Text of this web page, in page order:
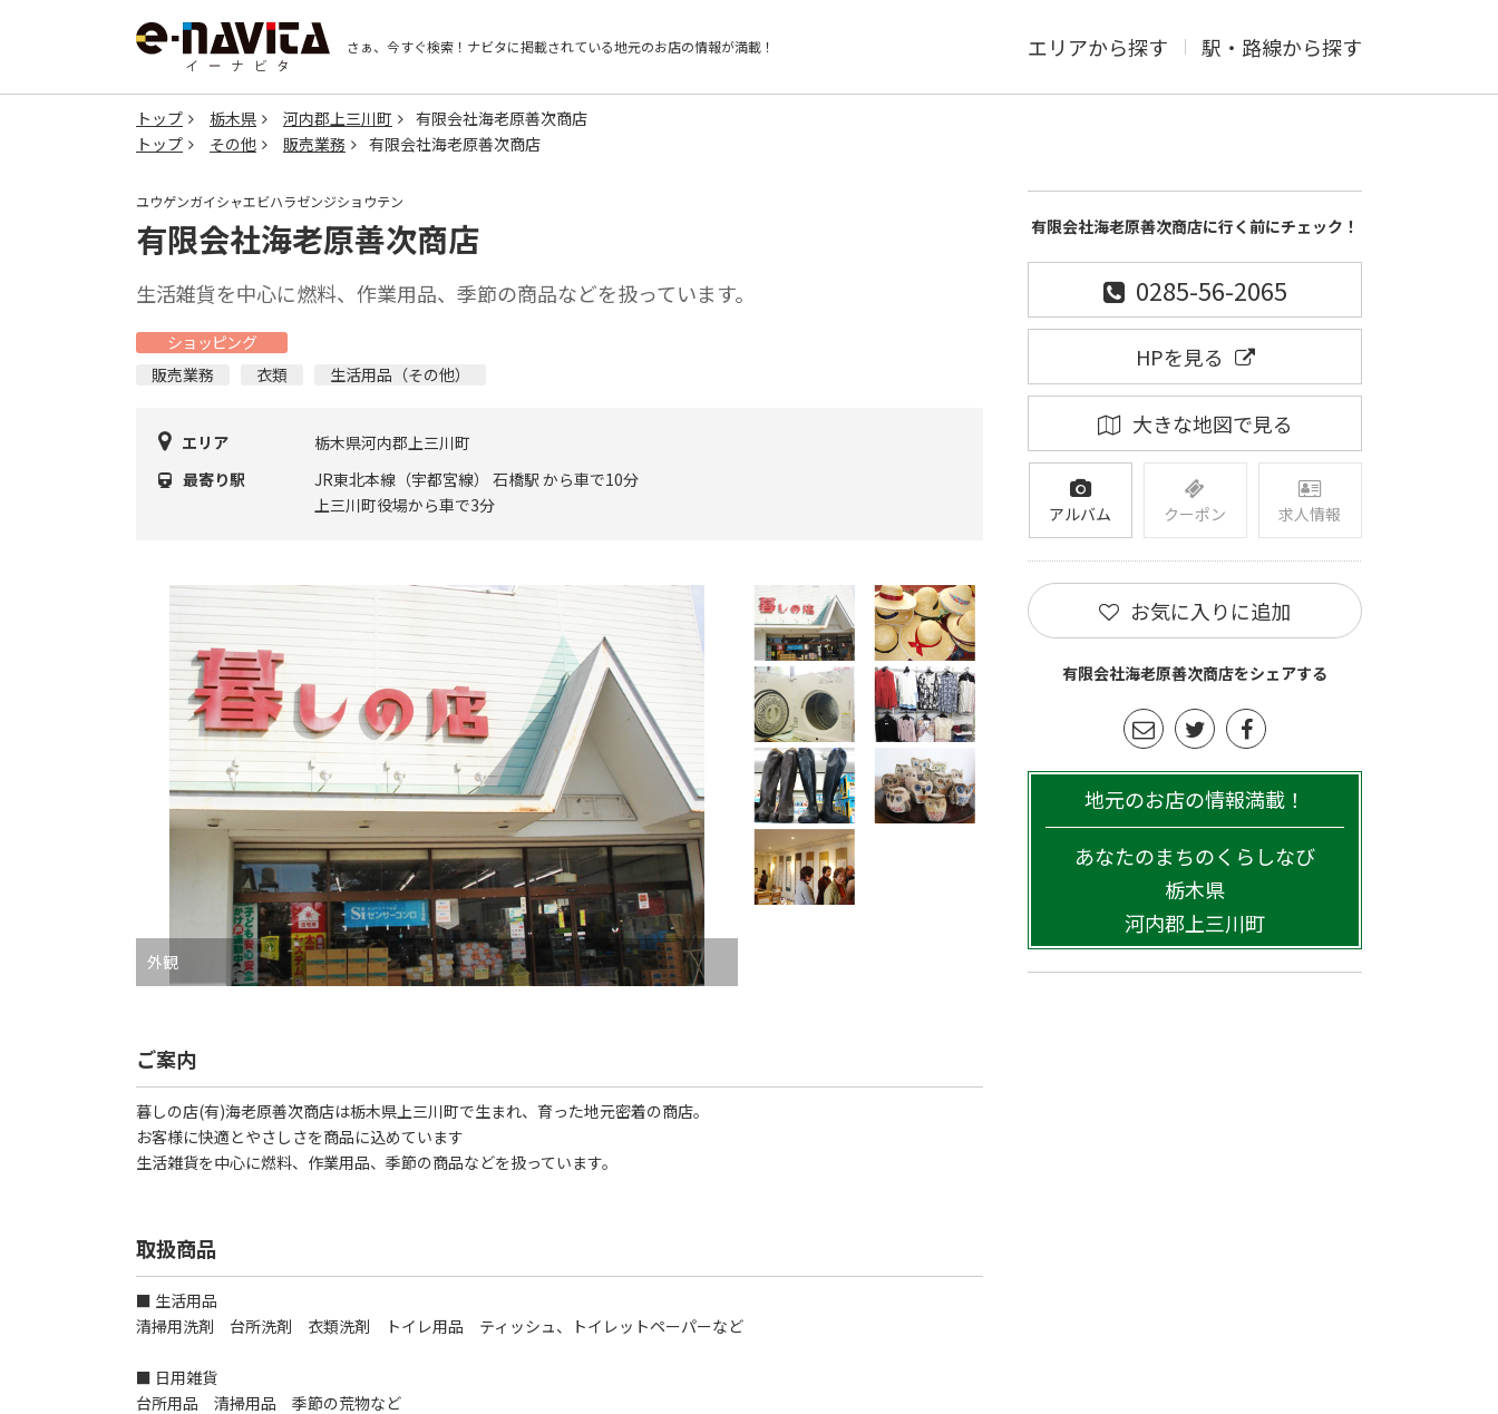
さぁ、今すぐ検索！ ナビタに掲載されている地元のお店の情報が満載！ エリアから探す 駅・路線から探す
トップ 栃木県 河内郡上三川町
有限会社海老原善次商店
トップ
その他 販売業務 有限会社海老原善次商店
ユウゲンガイシャエビハラゼンジショウテン
有限会社海老原善次商店
生活雑貨を中心に燃料、作業用品、季節の商品などを扱っています。
ショッピング
販売業務
衣類 生活用品（その他）
エリア
栃木県河内郡上三川町
最寄り駅
JR東北本線（宇都宮線） 石橋駅 から車で10分
上三川町役場から車で3分
外観
ご案内
暮しの店(有)海老原善次商店は栃木県上三川町で生まれ、育った地元密着の商店。
お客様に快適とやさしさを商品に込めています
生活雑貨を中心に燃料、作業用品、季節の商品などを扱っています。
取扱商品
■ 生活用品
清掃用洗剤 台所洗剤 衣類洗剤 トイレ用品 ティッシュ、トイレットペーパーなど
■ 日用雑貨
台所用品 清掃用品 季節の荒物など
有限会社海老原善次商店に行く前にチェック！
0285-56-2065
HPを見る
大きな地図で見る
アルバム クーポン 求人情報
お気に入りに追加
有限会社海老原善次商店をシェアする
地元のお店の情報満載！
あなたのまちのくらしなび
栃木県
河内郡上三川町